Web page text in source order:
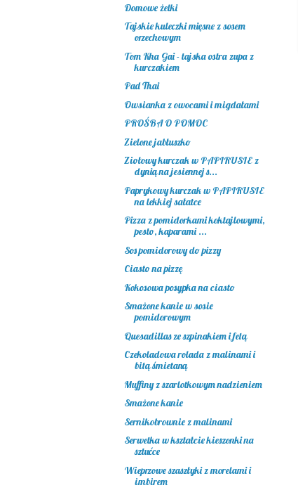
Domowe żelki
Tajskie kuleczki mięsne z sosem
orzechowym
Tom Kha Gai - tajska ostra zupa z
kurczakiem
Pad Thai
Owsianka z owocami i migdałami
PROŚBA O POMOC
Zielone jabłuszko
Ziołowy kurczak w PAPIRUSIE z
dynią na jesiennej s...
Paprykowy kurczak w PAPIRUSIE
na lekkiej sałatce
Pizza z pomidorkami koktajlowymi,
pesto, kaparami ...
Sos pomidorowy do pizzy
Ciasto na pizzę
Kokosowa posypka na ciasto
Smażone kanie w sosie
pomidorowym
Quesadillas ze szpinakiem i fetą
Czekoladowa rolada z malinami i
bitą śmietaną
Muffiny z szarlotkowym nadzieniem
Smażone kanie
Sernikobrownie z malinami
Serwetka w kształcie kieszonki na
sztućce
Wieprzowe szaszłyki z morelami i
imbirem